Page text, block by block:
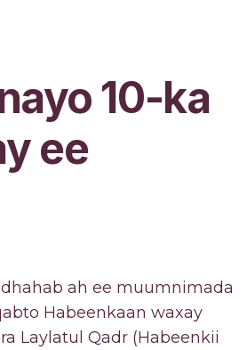
10-ka
ee
ah ee muumnimada
Habeenkaan waxay
Laylatul Qadr (Habeenkii